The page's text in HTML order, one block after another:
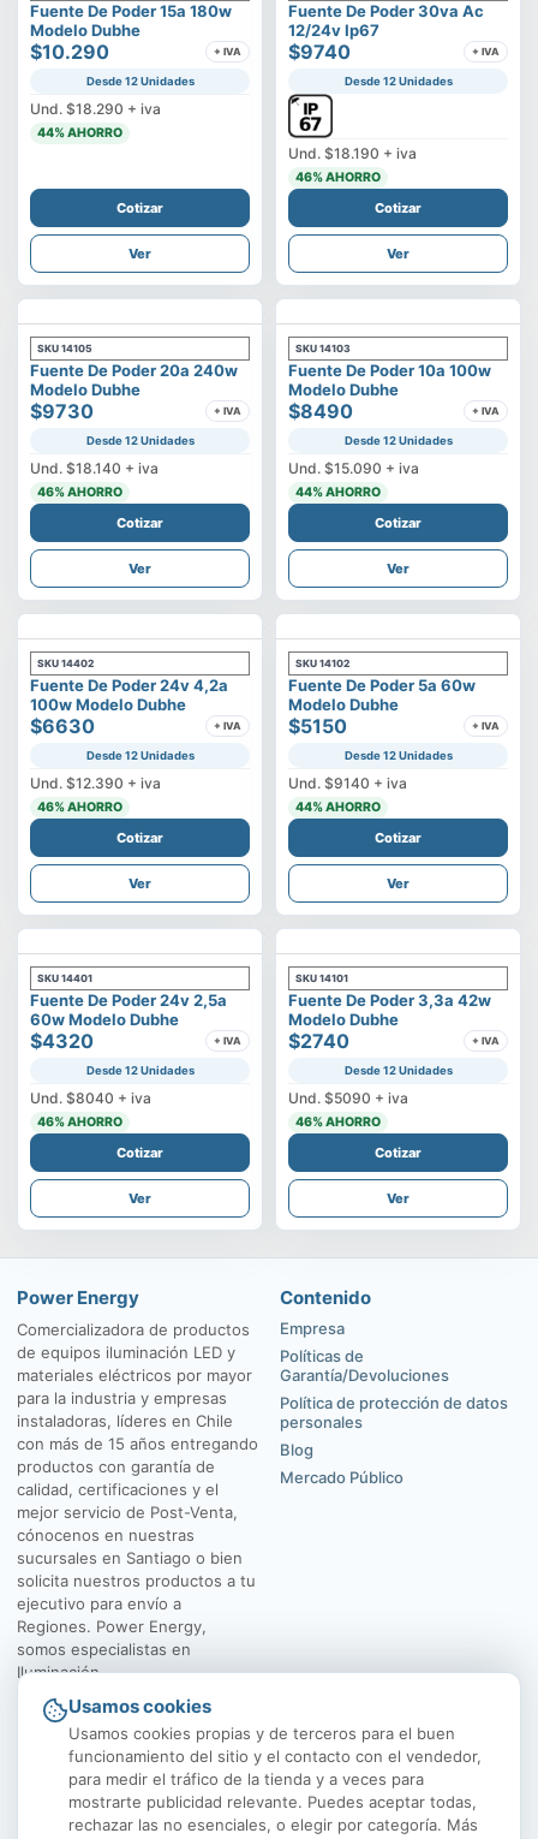
Fuente De Poder 15a 180w
Modelo Dubhe
$10.290 + IVA
Desde 12 Unidades
Und. $18.290 + iva
44% AHORRO
Cotizar
Ver
Fuente De Poder 30va Ac
12/24v Ip67
$9740 + IVA
Desde 12 Unidades
Und. $18.190 + iva
46% AHORRO
Cotizar
Ver
SKU 14105
Fuente De Poder 20a 240w
Modelo Dubhe
$9730 + IVA
Desde 12 Unidades
Und. $18.140 + iva
46% AHORRO
Cotizar
Ver
SKU 14103
Fuente De Poder 10a 100w
Modelo Dubhe
$8490 + IVA
Desde 12 Unidades
Und. $15.090 + iva
44% AHORRO
Cotizar
Ver
SKU 14402
Fuente De Poder 24v 4,2a
100w Modelo Dubhe
$6630 + IVA
Desde 12 Unidades
Und. $12.390 + iva
46% AHORRO
Cotizar
Ver
SKU 14102
Fuente De Poder 5a 60w
Modelo Dubhe
$5150 + IVA
Desde 12 Unidades
Und. $9140 + iva
44% AHORRO
Cotizar
Ver
SKU 14401
Fuente De Poder 24v 2,5a
60w Modelo Dubhe
$4320 + IVA
Desde 12 Unidades
Und. $8040 + iva
46% AHORRO
Cotizar
Ver
SKU 14101
Fuente De Poder 3,3a 42w
Modelo Dubhe
$2740 + IVA
Desde 12 Unidades
Und. $5090 + iva
46% AHORRO
Cotizar
Ver
Power Energy
Comercializadora de productos
de equipos iluminación LED y
materiales eléctricos por mayor
para la industria y empresas
instaladoras, líderes en Chile
con más de 15 años entregando
productos con garantía de
calidad, certificaciones y el
mejor servicio de Post-Venta,
cónocenos en nuestras
sucursales en Santiago o bien
solicita nuestros productos a tu
ejecutivo para envío a
Regiones. Power Energy,
somos especialistas en
Iluminación.
Contenido
Empresa
Políticas de
Garantía/Devoluciones
Política de protección de datos
personales
Blog
Mercado Público
El Rosal 4547, Huechuraba
Usamos cookies
Usamos cookies propias y de terceros para el buen
funcionamiento del sitio y el contacto con el vendedor,
para medir el tráfico de la tienda y a veces para
mostrarte publicidad relevante. Puedes aceptar todas,
rechazar las no esenciales, o elegir por categoría. Más